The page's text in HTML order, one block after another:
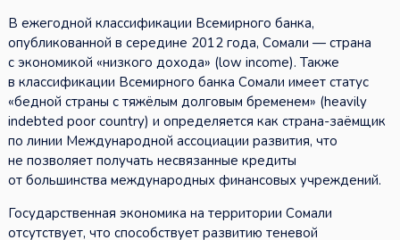
В ежегодной классификации Всемирного банка,
опубликованной в середине 2012 года, Сомали — страна
с экономикой «низкого дохода» (low income). Также
в классификации Всемирного банка Сомали имеет статус
«бедной страны с тяжёлым долговым бременем» (heavily
indebted poor country) и определяется как страна-заёмщик
по линии Международной ассоциации развития, что
не позволяет получать несвязанные кредиты
от большинства международных финансовых учреждений.
Государственная экономика на территории Сомали
отсутствует, что способствует развитию теневой